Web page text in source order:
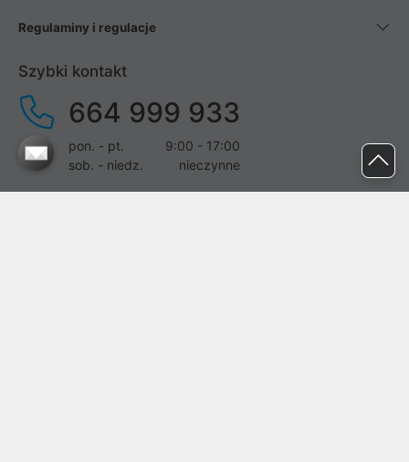
Regulaminy i regulacje
Szybki kontakt
664 999 933
pon. - pt.
9:00 - 17:00
sob. - niedz.
nieczynne